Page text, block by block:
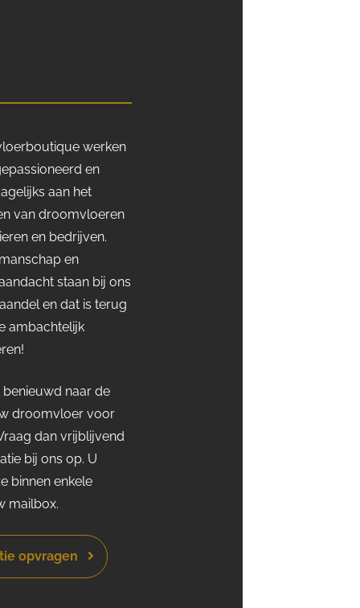
werken
en
aan het
van droomvloeren
en bedrijven.
en
staan bij ons
en dat is terug
ambachtelijk
naar de
droomvloer voor
dan vrijblijvend
bij ons op. U
binnen enkele
mailbox.
opvragen